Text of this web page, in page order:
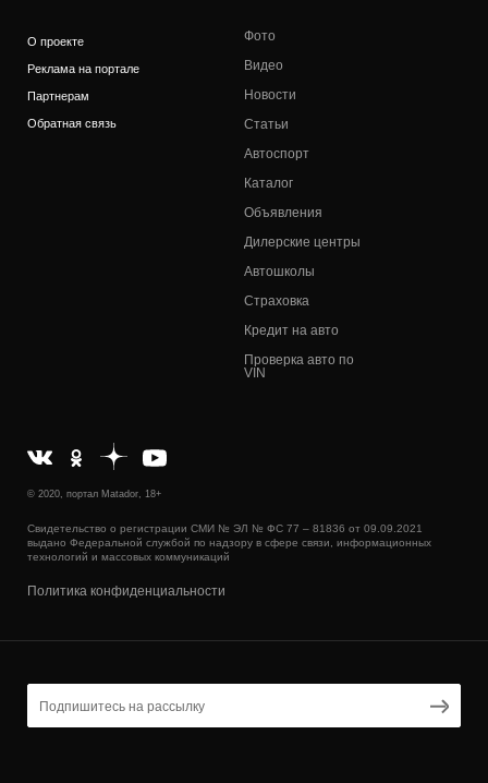
О проекте
Реклама на портале
Партнерам
Обратная связь
Фото
Видео
Новости
Статьи
Автоспорт
Каталог
Объявления
Дилерские центры
Автошколы
Страховка
Кредит на авто
Проверка авто по
VIN
© 2020, портал Matador, 18+
Свидетельство о регистрации СМИ № ЭЛ № ФС 77 – 81836 от 09.09.2021
выдано Федеральной службой по надзору в сфере связи, информационных
технологий и массовых коммуникаций
Политика конфиденциальности